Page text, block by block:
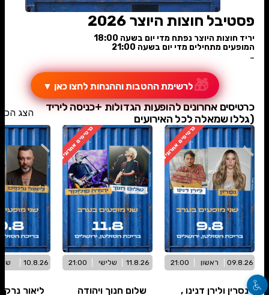
פסטיבל חוצות היוצר 2026
יריד חוצות היוצר נפתח מדי יום בשעה 18:00
המופעים מתחילים מדי יום בשעה 21:00
-
🎁לרשימת ההטבות וההנחות לחצו כאן ▼
כרטיסים אחרונים להופעות הגדולות +כניסה ליריד
(גללו שמאלה לכל האירועים
הצג הכל
כרטיסים אחרונים
09.8.26 ראשון 21:00
נסרין ולירן דנינו ,
כרטיסים אחרונים
11.8.26 שלישי 21:00
שלום חנוך ויהודה
10.8.26 שני
ליאור